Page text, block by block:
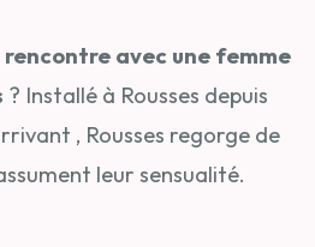
rencontre avec une femme
? Installé à Rousses depuis
, Rousses regorge de
leur sensualité.